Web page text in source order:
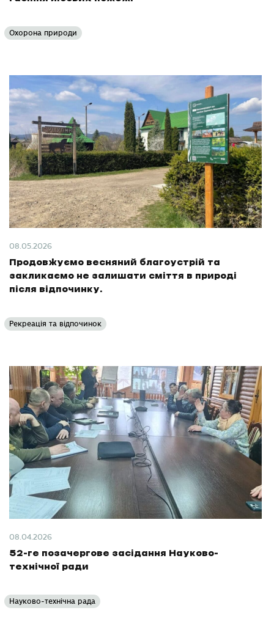
Охорона природи
08.05.2026
Продовжуємо весняний благоустрій та
закликаємо не залишати сміття в природі
після відпочинку.
Рекреація та відпочинок
08.04.2026
52-ге позачергове засідання Науково-
технічної ради
Науково-технічна рада